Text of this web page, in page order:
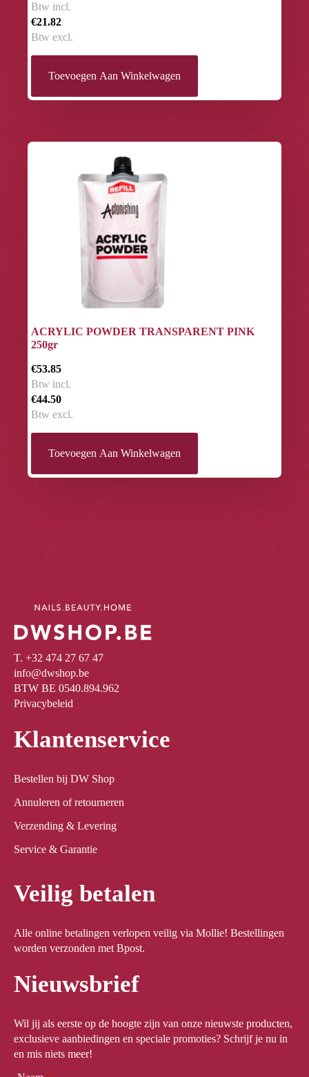
Btw incl.
€21.82
Btw excl.
Toevoegen Aan Winkelwagen
ACRYLIC POWDER TRANSPARENT PINK
250gr
€53.85
Btw incl.
€44.50
Btw excl.
Toevoegen Aan Winkelwagen
T. +32 474 27 67 47
info@dwshop.be
BTW BE 0540.894.962
Privacybeleid
Klantenservice
Bestellen bij DW Shop
Annuleren of retourneren
Verzending & Levering
Service & Garantie
Veilig betalen
Alle online betalingen verlopen veilig via Mollie! Bestellingen
worden verzonden met Bpost.
Nieuwsbrief
Wil jij als eerste op de hoogte zijn van onze nieuwste producten,
exclusieve aanbiedingen en speciale promoties? Schrijf je nu in
en mis niets meer!